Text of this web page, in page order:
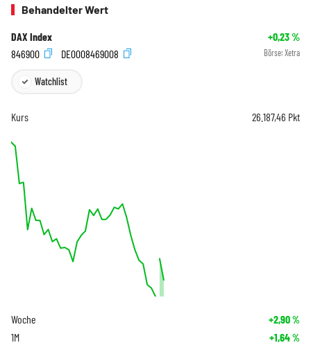
Behandelter Wert
DAX Index +0,23%
846900
DE0008469008 Börse: Xetra
Watchlist
Kurs 26.187,46 Pkt
Woche +2,90%
1M +1,64%